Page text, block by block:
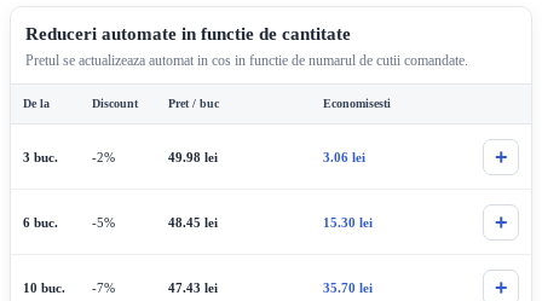
Reduceri automate in functie de cantitate
Pretul se actualizeaza automat in cos in functie de numarul de cutii comandate.
De la Discount Pret / buc Economisesti
3 buc. -2% 49.98 lei 3.06 lei +
6 buc. -5% 48.45 lei 15.30 lei +
10 buc. -7% 47.43 lei 35.70 lei +